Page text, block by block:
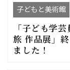
子どもと美術館
「子ども学
旅 作品展」
ました！